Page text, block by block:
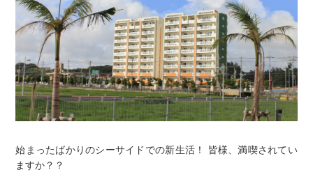
始まったばかりのシーサイドでの新生活！ 皆様、満喫されてい
ますか？？